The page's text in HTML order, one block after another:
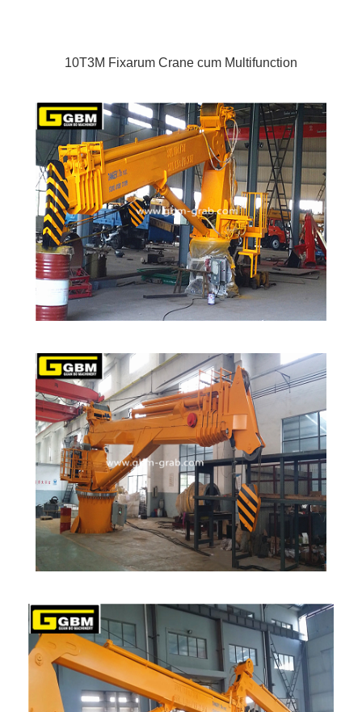
10T3M Fixarum Crane cum Multifunction